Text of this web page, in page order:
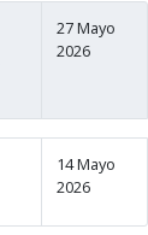
27 Mayo
2026
14 Mayo
2026